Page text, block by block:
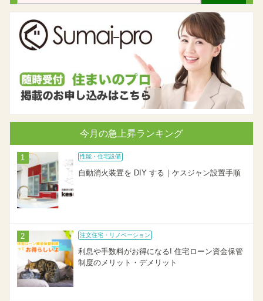
今月の急上昇ランキング
性能・住宅設備
自動消火装置を DIY する｜ケスジャン設置手順
注文住宅・リノベーション
利息や手数料がお得になる! 住宅ローン資金保管
制度のメリット・デメリット